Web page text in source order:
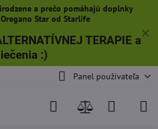
✕
a prečo pomáhajú doplnky
Star od Starlife
TERAPIE a
:)
Panel používateľa